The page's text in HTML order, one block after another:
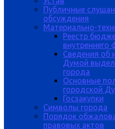
Публичные
обсуждения
Материально-
Реестр
внутреннего
Сведения об
Думой
города
Основные
городской
Госзакупки
Символы города
Порядок
правовых актов